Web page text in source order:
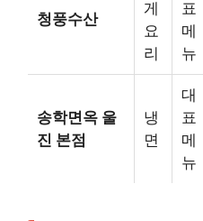
청풍수산
게
요
리
표
메
뉴
송학면옥 울
진 본점
냉
면
대
표
메
뉴